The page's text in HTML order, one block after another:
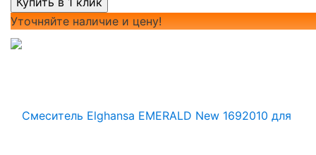
Уточняйте наличие и цену!